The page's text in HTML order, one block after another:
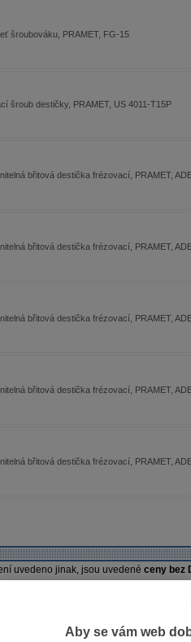
šroubováku, PRAMET, FG-15
šroub destičky, PRAMET, US 4011-T15P
břitová destička frézovací, PRAMET,
břitová destička frézovací, PRAMET,
břitová destička frézovací, PRAMET,
břitová destička frézovací, PRAMET,
břitová destička frézovací, PRAMET,
uvedeno jinak, jsou uvedené ceny bez
Aby se vám web